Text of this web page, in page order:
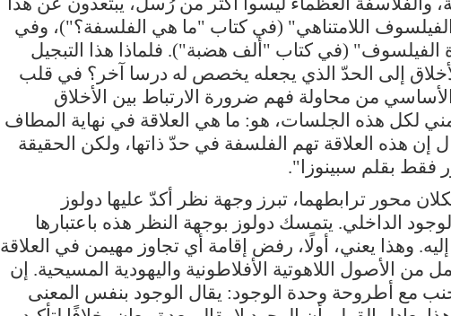
الفيلسوف اللامتناهي" (في كتاب "ما هي الفلسفة؟")، وفي
الفيلسوف" (في كتاب "ألف هضبة"). فلماذا هذا التبجيل
إلى الحدّ الذي يجعله يخصص له درسا آخر؟ في قلب
من محاولة فهم ضرورة الارتباط بين الأخلاق
لكل هذه الجلسات، هو: ما هي العلاقة في نهاية المطاف
إن هذه العلاقة تهم الفلسفة في حدّ ذاتها، ولكن الحقيقة
فقط بقلم سبينوزا".
محور ترابطهما، تبرز وجهة نظر أكدّ عليها دولوز
الداخلي. يتمسك دولوز بوجهة النظر هذه باعتبارها
إليه. وهذا يعني، أولًا، رفض إقامة أي تجاوز مهيمن في العلاقة
من الأصول اللاهوتية الأفلاطونية واليهودية المسيحية. إن
مع أطروحة وحدة الوجود: يقال الوجود بنفس المعنى